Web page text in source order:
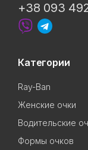
+38 093
Категории
Ray-Ban
Женские очки
Водительские
Формы очков